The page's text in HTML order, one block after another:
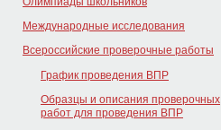
Международные исследования
Всероссийские проверочные работы
График проведения ВПР
Образцы и описания проверочных
работ для проведения ВПР